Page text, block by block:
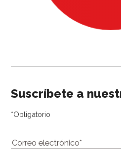
Suscríbete a
*Obligatorio